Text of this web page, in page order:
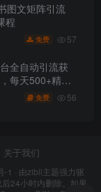
图文矩阵引流
程
免费 57
全自动引流获
每天500+精准
免费 56
关于我们
-1 · 由zibll主题强力驱
24小时内删除。如果